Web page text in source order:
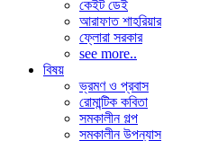
কেইট ডেই
আরাফাত শাহরিয়ার
ফ্লোরা সরকার
see more..
বিষয়
ভ্রমণ ও প্রবাস
রোমান্টিক কবিতা
সমকালীন গল্প
সমকালীন উপন্যাস